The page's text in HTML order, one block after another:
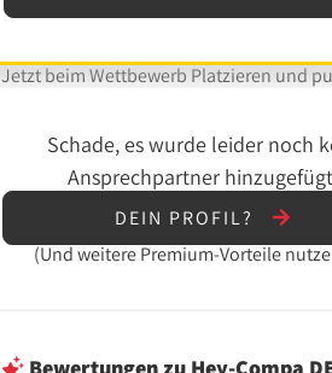
Jetzt beim Wettbewerb Platzieren und
Schade, es wurde leider noch
Ansprechpartner
DEIN PROFIL?
(UndweiterePremium-Vorteile
Bewertungenzu Hey-Compa